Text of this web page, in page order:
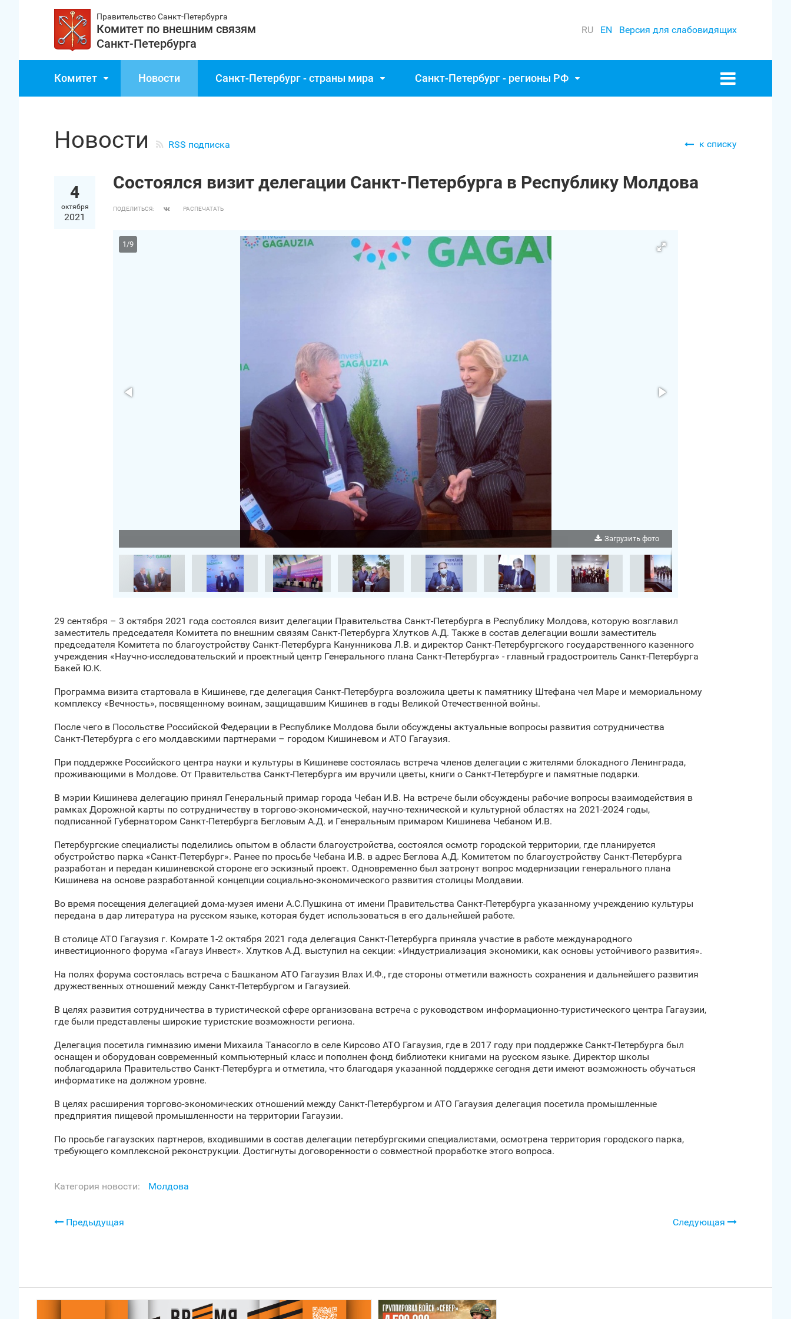
Правительство Санкт‑Петербурга
Комитет по внешним связям
Санкт‑Петербурга
RU EN Версия для слабовидящих
Комитет Новости Санкт‑Петербург - страны мира Санкт‑Петербург - регионы РФ
к списку
Новости RSS подписка
4
октября
2021
Состоялся визит делегации Санкт‑Петербурга в Республику Молдова
ПОДЕЛИТЬСЯ: РАСПЕЧАТАТЬ
Загрузить фото
1/9
29 сентября – 3 октября 2021 года состоялся визит делегации Правительства Санкт‑Петербурга в Республику Молдова, которую возглавил
заместитель председателя Комитета по внешним связям Санкт‑Петербурга Хлутков А.Д. Также в состав делегации вошли заместитель
председателя Комитета по благоустройству Санкт‑Петербурга Канунникова Л.В. и директор Санкт‑Петербургского государственного казенного
учреждения «Научно-исследовательский и проектный центр Генерального плана Санкт‑Петербурга» - главный градостроитель Санкт‑Петербурга
Бакей Ю.К.
Программа визита стартовала в Кишиневе, где делегация Санкт‑Петербурга возложила цветы к памятнику Штефана чел Маре и мемориальному
комплексу «Вечность», посвященному воинам, защищавшим Кишинев в годы Великой Отечественной войны.
После чего в Посольстве Российской Федерации в Республике Молдова были обсуждены актуальные вопросы развития сотрудничества
Санкт‑Петербурга с его молдавскими партнерами – городом Кишиневом и АТО Гагаузия.
При поддержке Российского центра науки и культуры в Кишиневе состоялась встреча членов делегации с жителями блокадного Ленинграда,
проживающими в Молдове. От Правительства Санкт‑Петербурга им вручили цветы, книги о Санкт‑Петербурге и памятные подарки.
В мэрии Кишинева делегацию принял Генеральный примар города Чебан И.В. На встрече были обсуждены рабочие вопросы взаимодействия в
рамках Дорожной карты по сотрудничеству в торгово-экономической, научно-технической и культурной областях на 2021-2024 годы,
подписанной Губернатором Санкт‑Петербурга Бегловым А.Д. и Генеральным примаром Кишинева Чебаном И.В.
Петербургские специалисты поделились опытом в области благоустройства, состоялся осмотр городской территории, где планируется
обустройство парка «Санкт‑Петербург». Ранее по просьбе Чебана И.В. в адрес Беглова А.Д. Комитетом по благоустройству Санкт‑Петербурга
разработан и передан кишиневской стороне его эскизный проект. Одновременно был затронут вопрос модернизации генерального плана
Кишинева на основе разработанной концепции социально-экономического развития столицы Молдавии.
Во время посещения делегацией дома-музея имени А.С.Пушкина от имени Правительства Санкт‑Петербурга указанному учреждению культуры
передана в дар литература на русском языке, которая будет использоваться в его дальнейшей работе.
В столице АТО Гагаузия г. Комрате 1-2 октября 2021 года делегация Санкт‑Петербурга приняла участие в работе международного
инвестиционного форума «Гагауз Инвест». Хлутков А.Д. выступил на секции: «Индустриализация экономики, как основы устойчивого развития».
На полях форума состоялась встреча с Башканом АТО Гагаузия Влах И.Ф., где стороны отметили важность сохранения и дальнейшего развития
дружественных отношений между Санкт‑Петербургом и Гагаузией.
В целях развития сотрудничества в туристической сфере организована встреча с руководством информационно-туристического центра Гагаузии,
где были представлены широкие туристские возможности региона.
Делегация посетила гимназию имени Михаила Танасогло в селе Кирсово АТО Гагаузия, где в 2017 году при поддержке Санкт‑Петербурга был
оснащен и оборудован современный компьютерный класс и пополнен фонд библиотеки книгами на русском языке. Директор школы
поблагодарила Правительство Санкт‑Петербурга и отметила, что благодаря указанной поддержке сегодня дети имеют возможность обучаться
информатике на должном уровне.
В целях расширения торгово-экономических отношений между Санкт‑Петербургом и АТО Гагаузия делегация посетила промышленные
предприятия пищевой промышленности на территории Гагаузии.
По просьбе гагаузских партнеров, входившими в состав делегации петербургскими специалистами, осмотрена территория городского парка,
требующего комплексной реконструкции. Достигнуты договоренности о совместной проработке этого вопроса.
Категория новости: Молдова
Предыдущая Следующая